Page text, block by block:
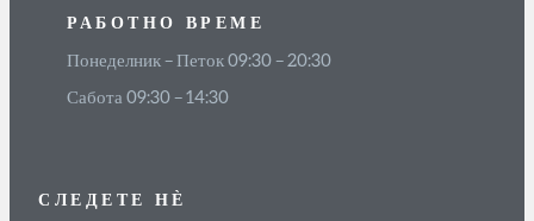
РАБОТНО ВРЕМЕ
Понеделник – Петок 09:30 – 20:30
Сабота 09:30 – 14:30
СЛЕДЕТЕ НЀ